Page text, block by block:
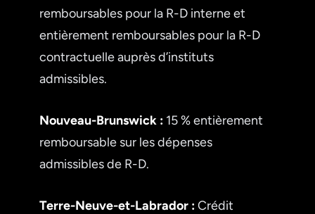
remboursables pour la R-D interne et
entièrement remboursables pour la R-D
contractuelle auprès d’instituts
admissibles.
Nouveau-Brunswick : 15 % entièrement
remboursable sur les dépenses
admissibles de R-D.
Terre-Neuve-et-Labrador :Crédit